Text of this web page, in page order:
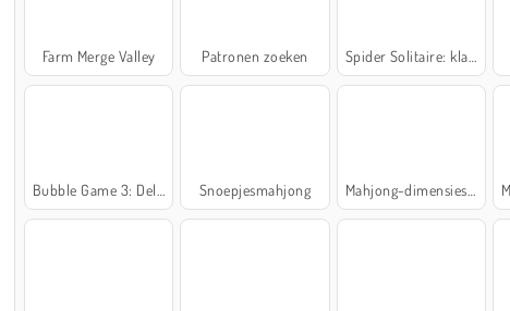
Farm Merge Valley Patronen zoeken
Bubble Game 3: Deluxe Snoepjesmahjong Mahjong-dimensies: 900 seconden